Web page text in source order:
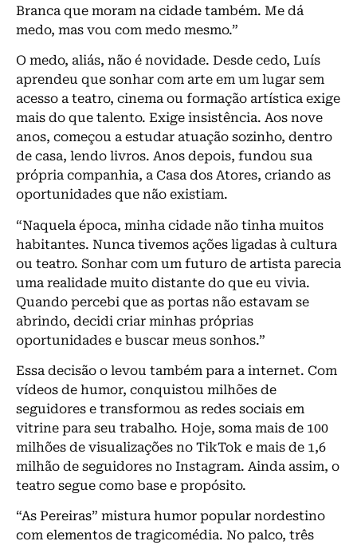
Branca que moram na cidade também. Me dá
medo, mas vou com medo mesmo.”
O medo, aliás, não é novidade. Desde cedo, Luís
aprendeu que sonhar com arte em um lugar sem
acesso a teatro, cinema ou formação artística exige
mais do que talento. Exige insistência. Aos nove
anos, começou a estudar atuação sozinho, dentro
de casa, lendo livros. Anos depois, fundou sua
própria companhia, a Casa dos Atores, criando as
oportunidades que não existiam.
“Naquela época, minha cidade não tinha muitos
habitantes. Nunca tivemos ações ligadas à cultura
ou teatro. Sonhar com um futuro de artista parecia
uma realidade muito distante do que eu vivia.
Quando percebi que as portas não estavam se
abrindo, decidi criar minhas próprias
oportunidades e buscar meus sonhos.”
Essa decisão o levou também para a internet. Com
vídeos de humor, conquistou milhões de
seguidores e transformou as redes sociais em
vitrine para seu trabalho. Hoje, soma mais de 100
milhões de visualizações no TikTok e mais de 1,6
milhão de seguidores no Instagram. Ainda assim, o
teatro segue como base e propósito.
“As Pereiras” mistura humor popular nordestino
com elementos de tragicomédia. No palco, três